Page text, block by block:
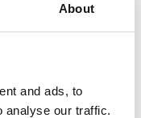
About
and ads, to
analyse our traffic.